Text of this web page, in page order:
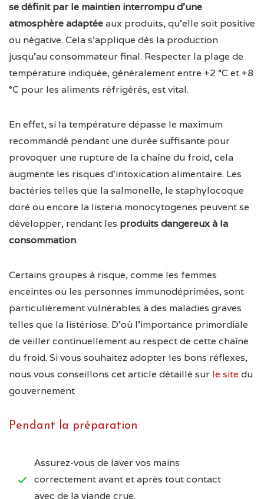
se définit par le maintien interrompu d’une
atmosphère adaptéeaux produits, qu’elle soit positive
ou négative. Cela s’applique dès la production
jusqu’au consommateur final. Respecter la plage de
température indiquée, généralement entre +2 °C et +8
°C pour les aliments réfrigérés, est vital.
En effet, si la température dépasse le maximum
recommandé pendant une durée suffisante pour
provoquer une rupture de la chaîne du froid, cela
augmente les risques d’intoxication alimentaire. Les
bactéries telles que la salmonelle, le staphylocoque
doré ou encore la listeria monocytogenes peuvent se
développer, rendant les produits dangereux à la
consommation.
Certains groupes à risque, comme les femmes
enceintes ou les personnes immunodéprimées, sont
particulièrement vulnérables à des maladies graves
telles que la listériose. D’où l’importance primordiale
de veiller continuellement au respect de cette chaîne
du froid. Si vous souhaitez adopter les bons réflexes,
nous vous conseillons cet article détaillé sur le site du
gouvernement
Pendant la préparation
Assurez-vous de laver vos mains
correctement avant et après tout contact
avec de la viande crue.